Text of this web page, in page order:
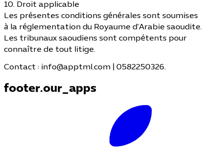
10. Droit applicable
Les présentes conditions générales sont soumises
à la réglementation du Royaume d'Arabie saoudite.
Les tribunaux saoudiens sont compétents pour
connaître de tout litige.
Contact : info@apptml.com | 0582250326.
footer.our_apps